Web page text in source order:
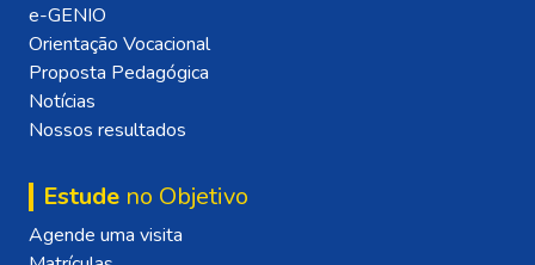
e-GENIO
Orientação Vocacional
Proposta Pedagógica
Notícias
Nossos resultados
Estude no Objetivo
Agende uma visita